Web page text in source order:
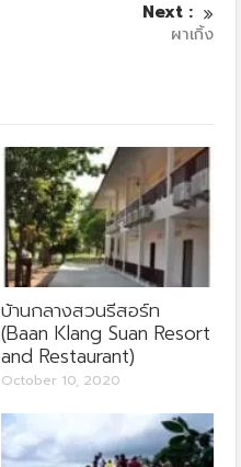
Next :
ผาเกิ้ง
บ้านกลางสวนรีสอร์ท
(Baan Klang Suan Resort
and Restaurant)
October 10, 2020